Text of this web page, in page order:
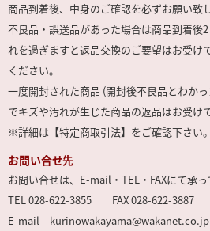
商品到着後、中身のご確認を必ずお願い致
不良品・誤送品があった場合は商品到着後
れを過ぎますと返品交換のご要望はお受け
ください。
一度開封された商品 (開封後不良品とわか
でキズや汚れが生じた商品の返品はお受け
※詳細は【特定商取引法】をご確認下さい。
お問い合せ先
お問い合せは、E-mail・TEL・FAXにて承っ
TEL 028-622-3855 FAX 028-622-3887
E-mail kurinowakayama@wakanet.co.jp